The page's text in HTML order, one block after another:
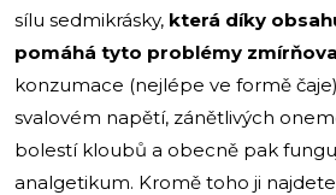
sílu sedmikrásky, která díky
pomáhá tyto problémy
konzumace (nejlépe ve formě
svalovém napětí, zánětlivých
bolestí kloubů a obecně pak
analgetikum. Kromě toho ji